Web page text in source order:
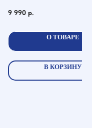
9 990 р.
О ТОВАРЕ
В КОРЗИНУ